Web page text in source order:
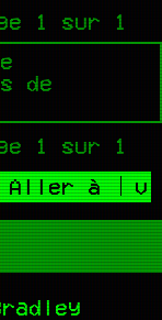
1 sur
1
de
1 sur 1
Aller à